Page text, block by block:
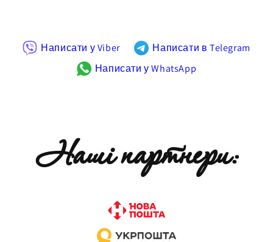
Написати у Viber
Написати в Telegram
Написати у WhatsApp
Наші партнери: